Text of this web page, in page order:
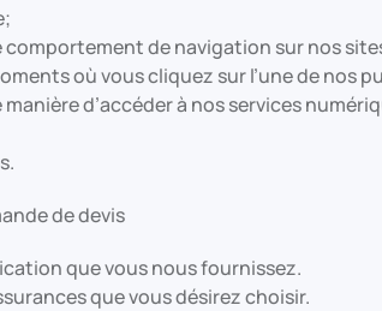
de navigation sur nos
où vous cliquez sur l’une de nos
d’accéder à nos services
de devis
que vous nous fournissez.
que vous désirez choisir.